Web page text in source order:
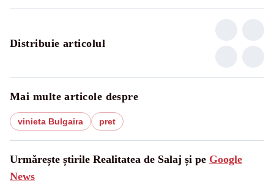
Distribuie articolul
Mai multe articole despre
vinieta Bulgaira pret
Urmărește știrile Realitatea de Salaj și pe Google
News